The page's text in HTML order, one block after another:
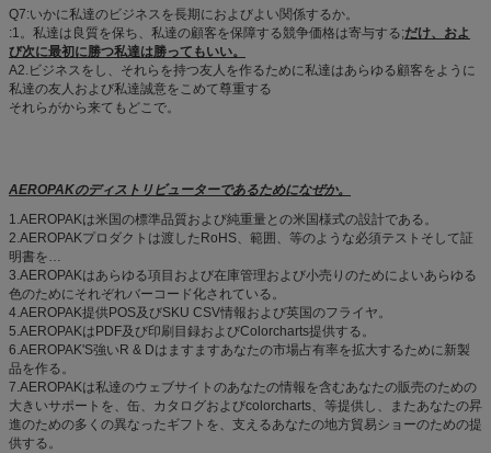
Q7:いかに私達のビジネスを長期におよびよい関係するか。
:1。私達は良質を保ち、私達の顧客を保障する競争価格は寄与する;だけ、およ
び次に最初に勝つ私達は勝ってもいい。
A2.ビジネスをし、それらを持つ友人を作るために私達はあらゆる顧客をように
私達の友人および私達誠意をこめて尊重する
それらがから来てもどこで。
AEROPAKのディストリビューターであるためになぜか。
1.AEROPAKは米国の標準品質および純重量との米国様式の設計である。
2.AEROPAKプロダクトは渡したRoHS、範囲、等のような必須テストそして証
明書を…
3.AEROPAKはあらゆる項目および在庫管理および小売りのためによいあらゆる
色のためにそれぞれバーコード化されている。
4.AEROPAK提供POS及びSKU CSV情報および英国のフライヤ。
5.AEROPAKはPDF及び印刷目録およびColorcharts提供する。
6.AEROPAK'S強いR & Dはますますあなたの市場占有率を拡大するために新製
品を作る。
7.AEROPAKは私達のウェブサイトのあなたの情報を含むあなたの販売のための
大きいサポートを、缶、カタログおよびcolorcharts、等提供し、またあなたの昇
進のための多くの異なったギフトを、支えるあなたの地方貿易ショーのための提
供する。